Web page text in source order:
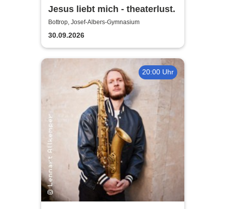
Jesus liebt mich - theaterlust.
Bottrop, Josef-Albers-Gymnasium
30.09.2026
20:00 Uhr